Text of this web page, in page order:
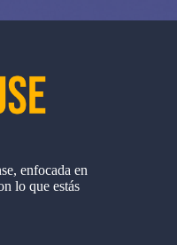
enfocada en
lo que estás